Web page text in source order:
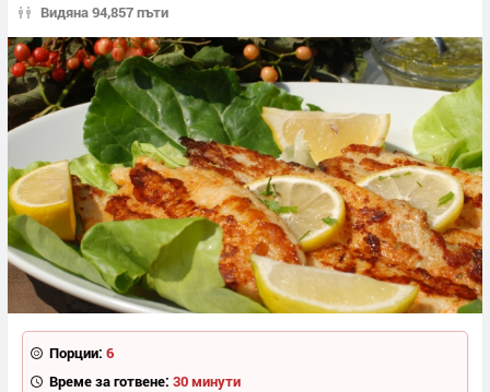
Видяна 94,857 пъти
Порции: 6
Време за готвене: 30 минути